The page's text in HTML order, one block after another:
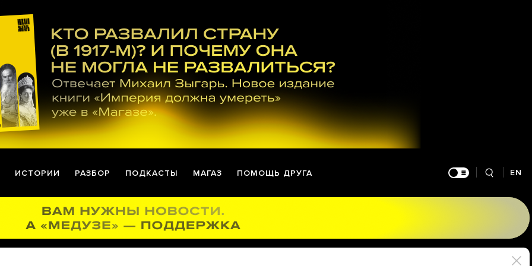
ИСТОРИИ РАЗБОР ПОДКАСТЫ МАГАЗ ПОМОЩЬ ДРУГА EN